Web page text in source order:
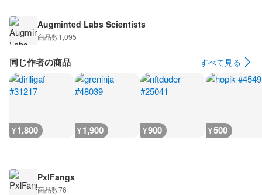
Augminted Labs Scientists
商品数1,095
同じ作者の商品 すべて見る
¥1,800 ¥1,900 ¥900 ¥500
PxlFangs
商品数76